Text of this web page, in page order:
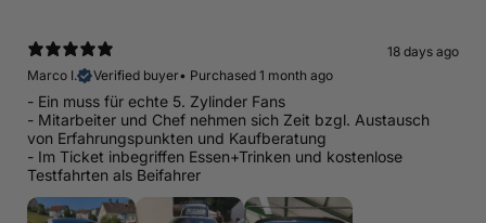
18 days ago
Marco I.
Verified buyer• Purchased 1 month ago
- Ein muss für echte 5. Zylinder Fans
- Mitarbeiter und Chef nehmen sich Zeit bzgl. Austausch
von Erfahrungspunkten und Kaufberatung
- Im Ticket inbegriffen Essen+Trinken und kostenlose
Testfahrten als Beifahrer